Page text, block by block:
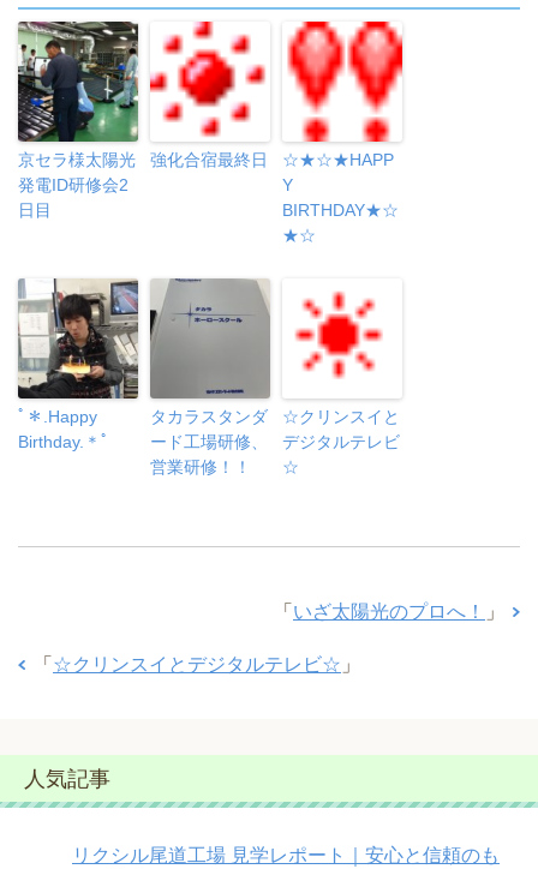
京セラ様太陽光
発電ID研修会2
日目
強化合宿最終日
☆★☆★HAPP
Y
BIRTHDAY★☆
★☆
ﾟ＊.Happy
Birthday.＊ﾟ
タカラスタンダ
ード工場研修、
営業研修！！
☆クリンスイと
デジタルテレビ
☆
「 いざ太陽光のプロへ！ 」
「 ☆クリンスイとデジタルテレビ☆ 」
人気記事
リクシル尾道工場 見学レポート｜安心と信頼のも